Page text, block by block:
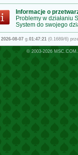
Informacje o
Problemy w działaniu
System do swojego
2026-08-07g.01:47:21(0.1689/6)
© 2003-2026